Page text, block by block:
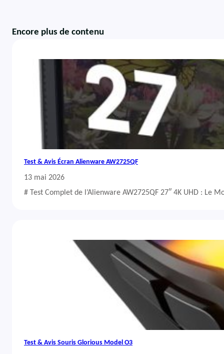
Encore plus de contenu
Test & Avis Écran Alienware AW2725QF
13 mai 2026
# Test Complet de l’Alienware AW2725QF 27″ 4K UHD : Le
Test & Avis Souris Glorious Model O3